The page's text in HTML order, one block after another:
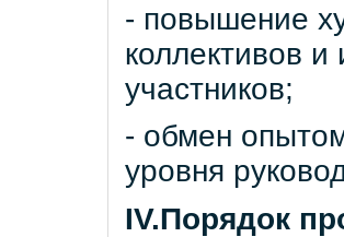
- повышение
коллективов и
участников;
- обмен
уровня
IV.Порядок